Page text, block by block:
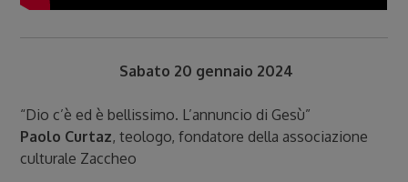
Sabato 20 gennaio 2024
“Dio c’è ed è bellissimo. L’annuncio di Gesù”
Paolo Curtaz, teologo, fondatore della associazione
culturale Zaccheo